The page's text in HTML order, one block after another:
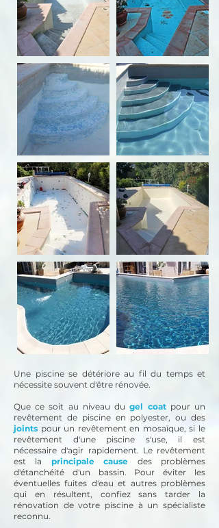
Une piscine se détériore au fil du temps et
nécessite souvent d'être rénovée.
Que ce soit au niveau dugel coatpour un
revêtement de piscine en polyester, ou des
joints pour un revêtement en mosaïque, si le
revêtement d'une piscine s'use, il est
nécessaire d'agir rapidement. Le revêtement
est la principale cause des problèmes
d'étanchéité d'un bassin. Pour éviter les
éventuelles fuites d'eau et autres problèmes
qui en résultent, confiez sans tarder la
rénovation de votre piscine à un spécialiste
reconnu.